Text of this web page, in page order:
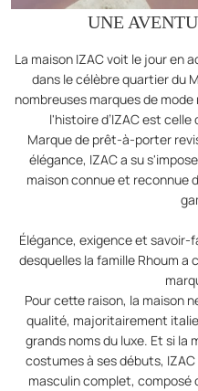
UNE
La maison IZAC voit le jour en
dans le célèbre quartier du
nombreuses marques de
l'histoire d’IZAC est
Marque de prêt-à-porter
élégance, IZAC a su
maison connue et reconnue
Élégance, exigence et
desquelles la famille Rhoum
Pour cette raison, la maison
qualité, majoritairement
grands noms du luxe. Et si la
costumes à ses débuts,
masculin complet, composé